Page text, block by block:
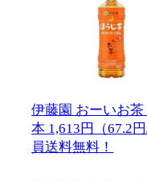
伊藤園 おーいお
本 1,613円（67.2
員送料無料！